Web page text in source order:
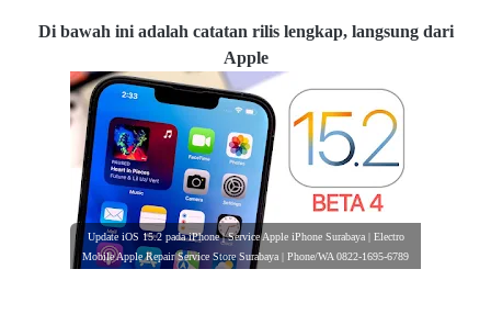
Di bawah ini adalah catatan rilis lengkap, langsung dari
Apple
Update iOS 15.2 pada iPhone | Service Apple iPhone Surabaya | Electro
Mobile Apple Repair Service Store Surabaya | Phone/WA 0822-1695-6789